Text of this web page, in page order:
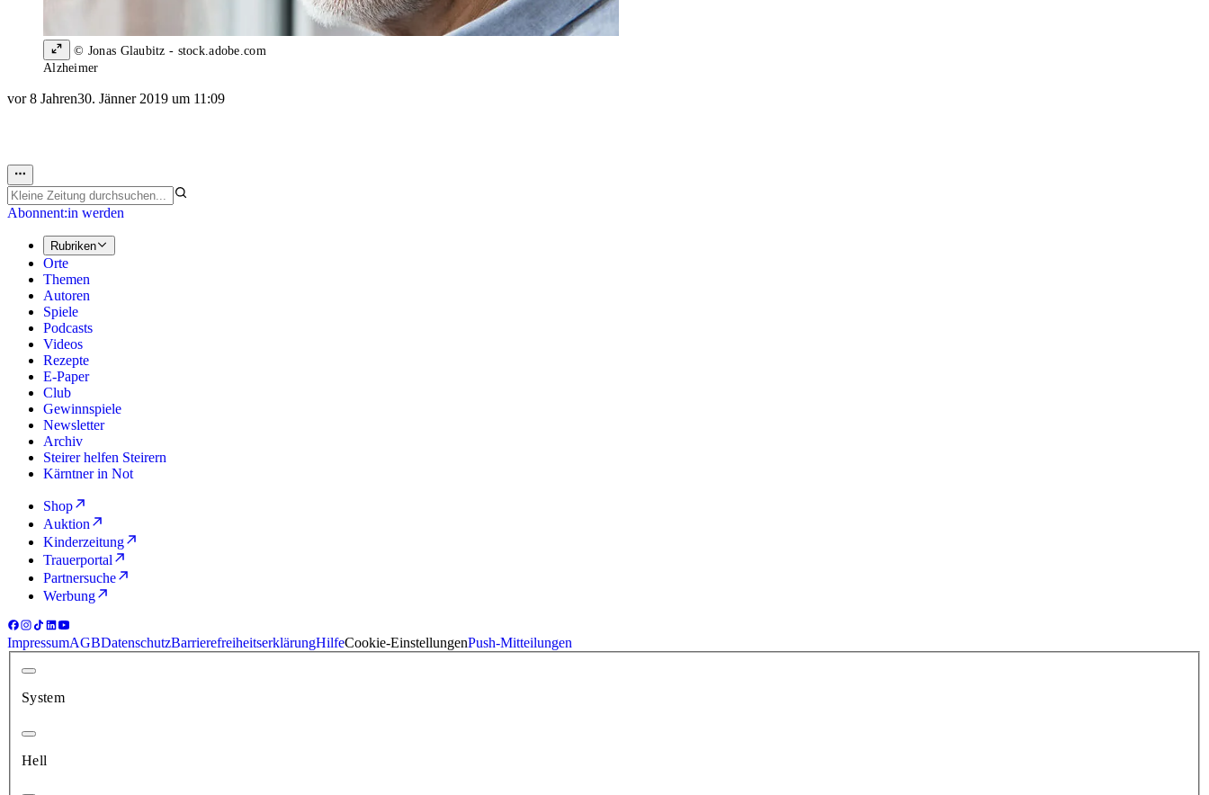
© Jonas Glaubitz - stock.adobe.com
Alzheimer
vor 8 Jahren30. Jänner 2019 um 11:09
Abonnent:in werden
Rubriken
Orte
Themen
Autoren
Spiele
Podcasts
Videos
Rezepte
E-Paper
Club
Gewinnspiele
Newsletter
Archiv
Steirer helfen Steirern
Kärntner in Not
Shop
Auktion
Kinderzeitung
Trauerportal
Partnersuche
Werbung
ImpressumAGBDatenschutzBarrierefreiheitserklärungHilfeCookie-EinstellungenPush-Mitteilungen
System
Hell